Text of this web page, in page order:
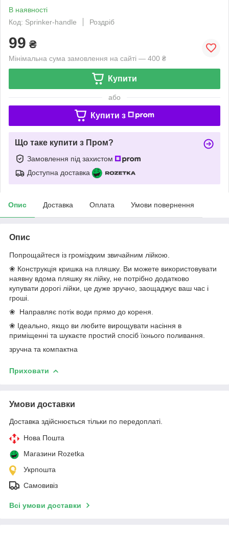
В наявності
Код: Sprinker-handle
Роздріб
99 ₴
Мінімальна сума замовлення на сайті — 400 ₴
Купити
або
Купити з
Що таке купити з Пром?
Замовлення під захистом
Доступна доставка
Опис Доставка Оплата Умови повернення
Опис
Попрощайтеся із громіздким звичайним лійкою.
❀ Конструкція кришка на пляшку. Ви можете використовувати
наявну вдома пляшку як лійку, не потрібно додатково
купувати дорогі лійки, це дуже зручно, заощаджує ваш час і
гроші.
❀ Направляє потік води прямо до кореня.
❀ Ідеально, якщо ви любите вирощувати насіння в
приміщенні та шукаєте простий спосіб їхнього поливання.
зручна та компактна
Приховати
Умови доставки
Доставка здійснюється тільки по передоплаті.
Нова Пошта
Магазини Rozetka
Укрпошта
Самовивіз
Всі умови доставки